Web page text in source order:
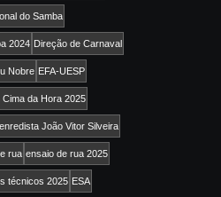
do Samba
2024 Direção de Carnaval
Nobre EFA-UESP
Cima da Hora 2025
enredista João Vitor Silveira
rua ensaio de rua 2025
técnicos 2025 ESA